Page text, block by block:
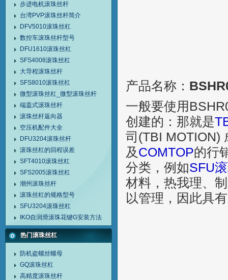
步进电机滚珠丝杆
台湾PVP滚珠丝杆简介
DFV5010滚珠丝杠
数控车滚珠丝杆型号
DFU1610滚珠丝杠
SFS4008滚珠丝杠
大导程滚珠丝杆
SFS8010滚珠丝杠
微型滚珠丝杠_微型滚珠丝杆
端盖式滚珠丝杆
滚珠丝杆返向器
空压机配件大全
DFU3204滚珠丝杆
滚珠丝杠的回程误差
SFT4010滚珠丝杠
SFS2005滚珠丝杠
潮州滚珠丝杆
滚珠丝杠的规格型号
SFU3204滚珠丝杠
IKO自润滑滚珠花键G安装方法
热门滚珠丝杠
防机盗螺丝螺母
GQ滚珠丝杠
高精度滚珠丝杆
产品名称：
一般要使用
创建的：那就是
司(TBI MOTION)
及 COMTOP的行
分类，例如SFU
材料，热我理、
以管理，因此具